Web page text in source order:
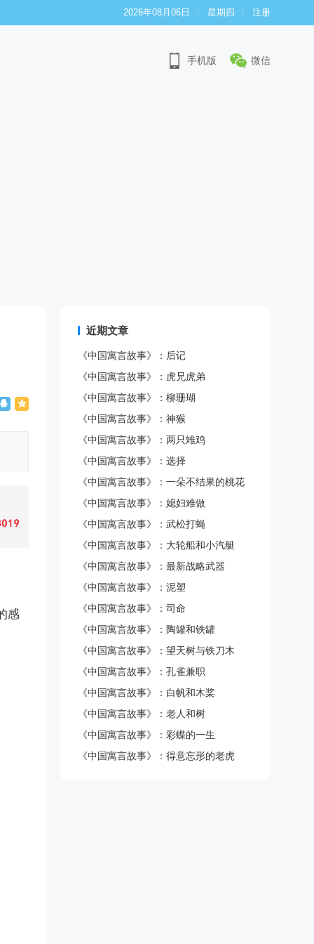
2026年08月06日 星期四 注册
手机版 微信
感
近期文章
《中国寓言故事》：后记
《中国寓言故事》：虎兄虎弟
《中国寓言故事》：柳珊瑚
《中国寓言故事》：神猴
《中国寓言故事》：两只雉鸡
《中国寓言故事》：选择
《中国寓言故事》：一朵不结果的桃花
《中国寓言故事》：媳妇难做
《中国寓言故事》：武松打蝇
《中国寓言故事》：大轮船和小汽艇
《中国寓言故事》：最新战略武器
《中国寓言故事》：泥塑
《中国寓言故事》：司命
《中国寓言故事》：陶罐和铁罐
《中国寓言故事》：望天树与铁刀木
《中国寓言故事》：孔雀兼职
《中国寓言故事》：白帆和木桨
《中国寓言故事》：老人和树
《中国寓言故事》：彩蝶的一生
《中国寓言故事》：得意忘形的老虎